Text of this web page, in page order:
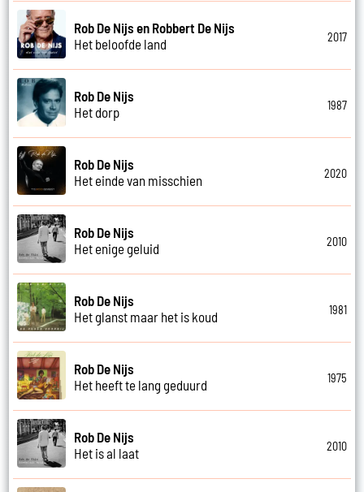
Rob De Nijs en Robbert De Nijs
Het beloofde land
2017
Rob De Nijs
Het dorp
1987
Rob De Nijs
Het einde van misschien
2020
Rob De Nijs
Het enige geluid
2010
Rob De Nijs
Het glanst maar het is koud
1981
Rob De Nijs
Het heeft te lang geduurd
1975
Rob De Nijs
Het is al laat
2010